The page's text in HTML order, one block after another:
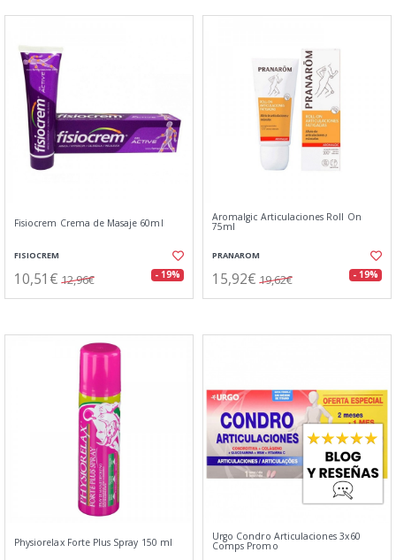
Fisiocrem Crema de Masaje 60ml
FISIOCREM
10,51€ 12,96€ - 19%
Aromalgic Articulaciones Roll On
75ml
PRANAROM
15,92€ 19,62€ - 19%
Physiorelax Forte Plus Spray 150 ml Urgo Condro Articulaciones 3x60
Comps Promo